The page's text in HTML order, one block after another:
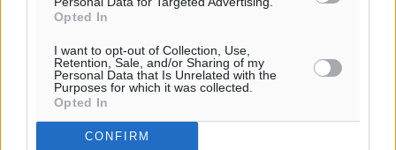
Opted In
I want to opt-out of Collection, Use,
Retention, Sale, and/or Sharing of my
Personal Data that Is Unrelated with the
Purposes for which it was collected.
Opted In
CONFIRM
ΕΠΣΔ: Έως την Τρίτη τα αιτήματα
Με ανακοίνωση στην επίσημη ιστοσελίδα της η ΕΠΣΔ
ενημέρωσε τα σωματεία, ότι μέχρι το μεσημέρι της
Τρίτης 2 Ιανουαρίου θα μπορούν να καταθέσουν τα
αιτήματα τους, ενόψει της ...